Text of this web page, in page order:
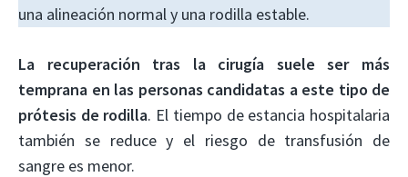
una alineación normal y una rodilla estable.
La recuperación tras la cirugía suele ser más
temprana en las personas candidatas a este tipo de
prótesis de rodilla. El tiempo de estancia hospitalaria
también se reduce y el riesgo de transfusión de
sangre es menor.